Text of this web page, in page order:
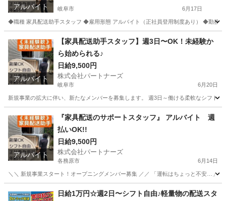
アルバイト 岐阜市 6月17日
◆職種 家具配送助手スタッフ ◆雇用形態 アルバイト（正社員登用制度あり） ◆勤務
配送 岐阜 各務原市 配送 スタッフ
アルバイト
【家具配送助手スタッフ】週3日〜OK！未経験か
ら始められる♪
日給9,500円
株式会社パートナーズ
岐阜市 6月20日
新規事業の拡大に伴い、新たなメンバーを募集します。 週3日～働ける柔軟なシフト
配送 岐阜 各務原市 スタッフ
アルバイト
『家具配送のサポートスタッフ』 アルバイト 週
払いOK!!
日給9,500円
株式会社パートナーズ
各務原市 6月14日
＼＼ 新規事業スタート！オープニングメンバー募集 ／／ 「運転はちょっと不安…」
配送 スタッフ
日給1万円☆週2日〜シフト自由♪軽量物の配送スタ